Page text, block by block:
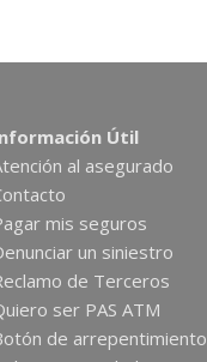
Útil
al asegurado
mis seguros
un siniestro
de Terceros
ser PAS ATM
de arrepentimiento